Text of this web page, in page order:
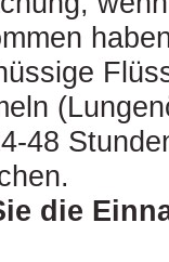
48
die